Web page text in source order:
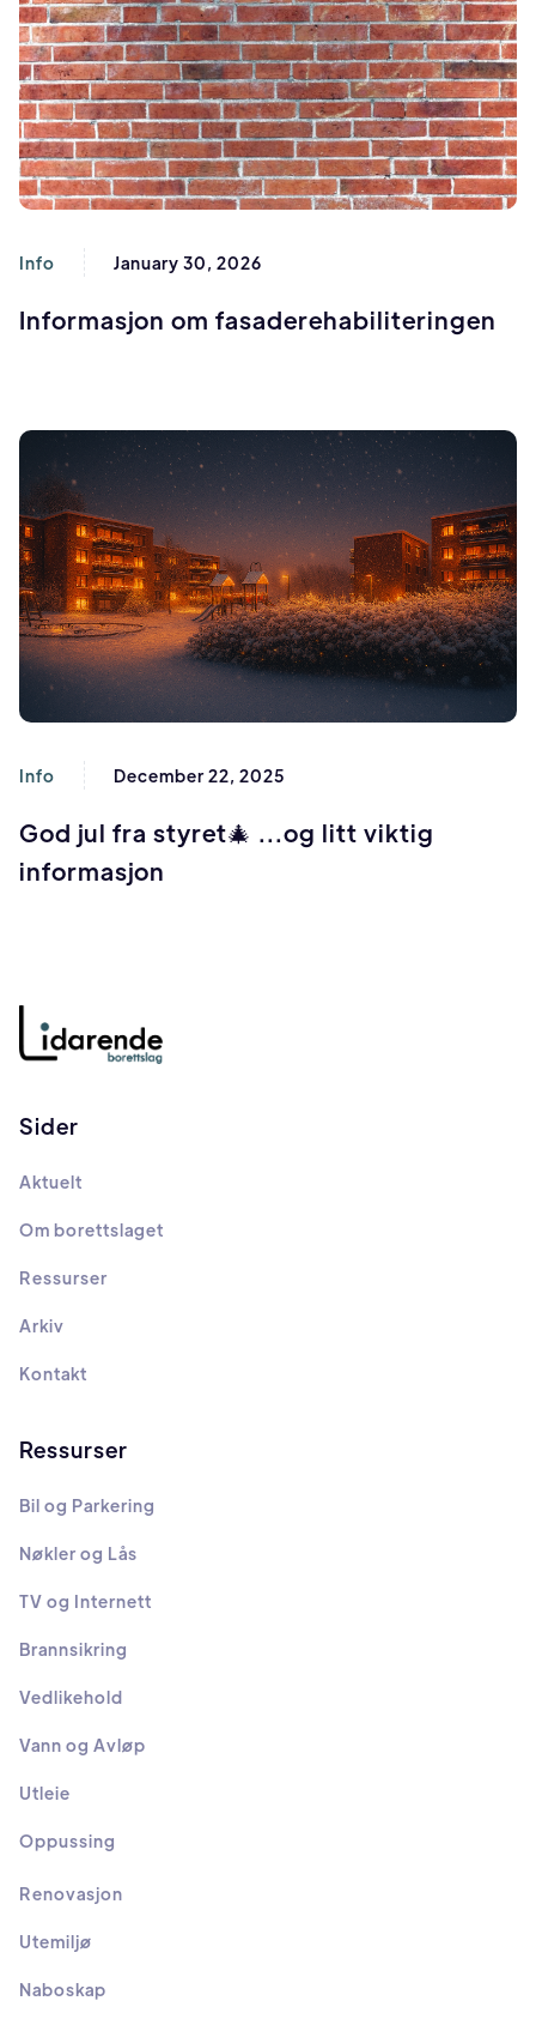
Info January 30, 2026
Informasjon om fasaderehabiliteringen
Info December 22, 2025
God jul fra styret🎄 ...og litt viktig
informasjon
Sider
Aktuelt
Om borettslaget
Ressurser
Arkiv
Kontakt
Ressurser
Bil og Parkering
Nøkler og Lås
TV og Internett
Brannsikring
Vedlikehold
Vann og Avløp
Utleie
Oppussing
Renovasjon
Utemiljø
Naboskap